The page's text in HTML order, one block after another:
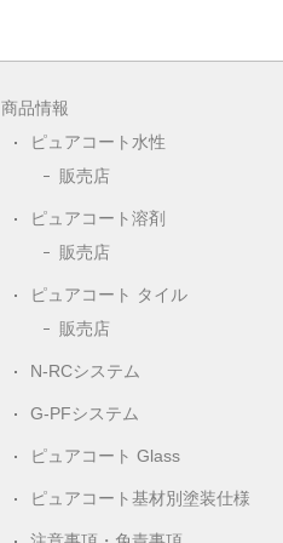
商品情報
ピュアコート水性
販売店
ピュアコート溶剤
販売店
ピュアコート タイル
販売店
N-RCシステム
G-PFシステム
ピュアコート Glass
ピュアコート基材別塗装仕様